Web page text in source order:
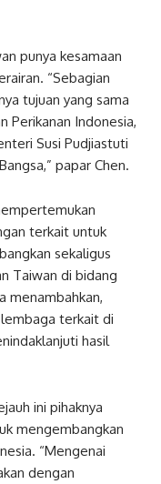
punya kesamaan
“Sebagian
tujuan yang sama
Perikanan Indonesia,
Susi Pudjiastuti
papar Chen.
terkait untuk
sekaligus
Taiwan di bidang
menambahkan,
terkait di
hasil
ini pihaknya
mengembangkan
“Mengenai
dengan